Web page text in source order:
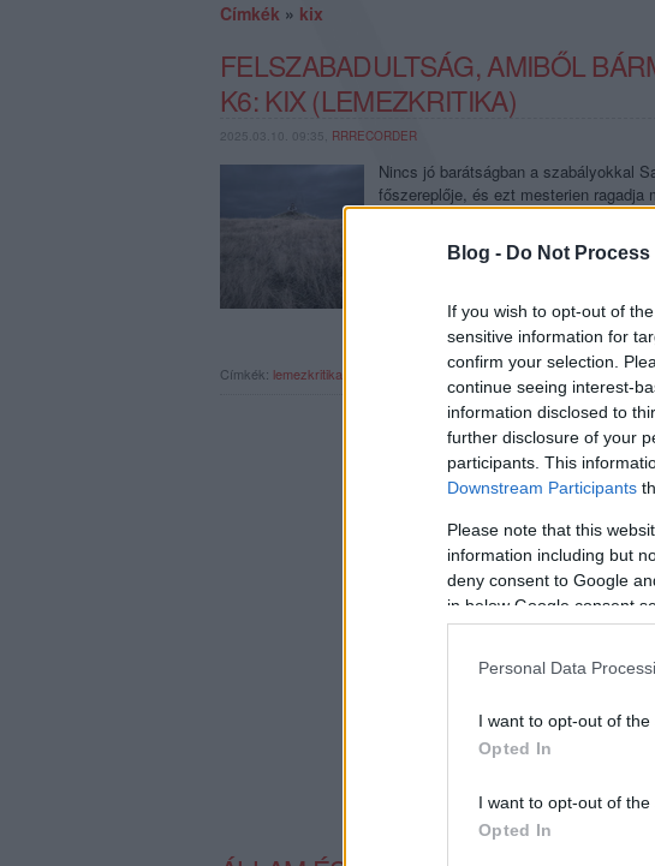
Blog - Do Not
If you wish to opt-out of
sensitive information for
confirm your selection.
continue seeing interest-
information disclosed to
further disclosure of your
participants. This
Downstream Participants
Please note that this
information including but
deny consent to Google
in below Google consent
Personal Data
I want to opt-out of the
Opted In
I want to opt-out of the
Opted In
Címkék » kix
FELSZABADULTSÁG, AMIBŐL
K6: KIX (LEMEZKRITIKA)
2025.03.10. 09:35, RRRECORDER
Nincs jó barátságban a szabályokkal
főszereplője, és ezt mesterien ragadja
filmzenéje. Ez a kritika először a
Címkék: lemezkritika kalotás csaba rec121